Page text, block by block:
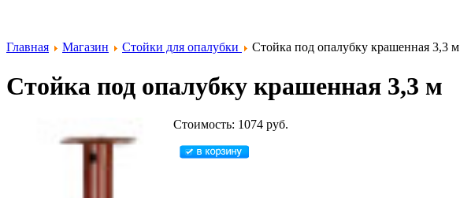
Главная Магазин Стойки для опалубки Стойка под опалубку крашенная 3,3 м
Стойка под опалубку крашенная 3,3 м
Стоимость: 1074 руб.